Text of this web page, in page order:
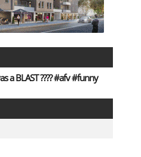
a BLAST ???? #afv #funny